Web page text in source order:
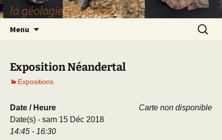
la géologie entre amis
Menu
Exposition Néandertal
Expositions
Carte non disponible
Date / Heure
Date(s) - sam 15 Déc 2018
14:45 - 16:30